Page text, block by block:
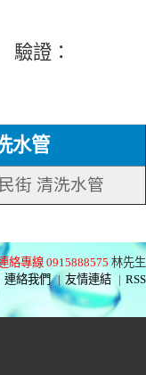
驗證：
水管
街 清洗水管
絡專線 0915888575 林先生
連絡我們 | 友情連結 | RSS